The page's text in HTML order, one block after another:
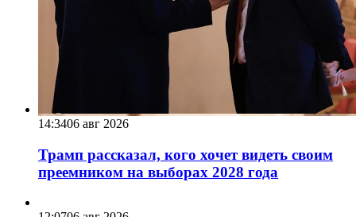
14:3406 авг 2026
Трамп рассказал, кого хочет видеть своим
преемником на выборах 2028 года